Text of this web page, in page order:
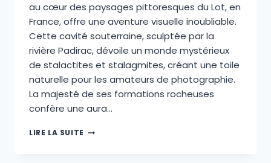
au cœur des paysages pittoresques du Lot, en
France, offre une aventure visuelle inoubliable.
Cette cavité souterraine, sculptée par la
rivière Padirac, dévoile un monde mystérieux
de stalactites et stalagmites, créant une toile
naturelle pour les amateurs de photographie.
La majesté de ses formations rocheuses
confère une aura…
LIRE LA SUITE LE